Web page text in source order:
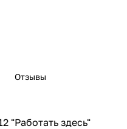
Отзывы
"Работать здесь"